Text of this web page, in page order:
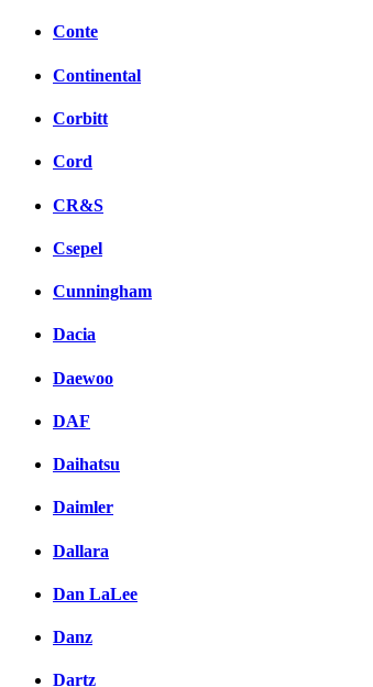
Conte
Continental
Corbitt
Cord
CR&S
Csepel
Cunningham
Dacia
Daewoo
DAF
Daihatsu
Daimler
Dallara
Dan LaLee
Danz
Dartz